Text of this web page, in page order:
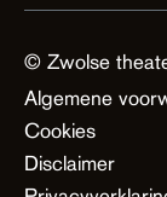
© Zwolse
Algemene
Cookies
Disclaimer